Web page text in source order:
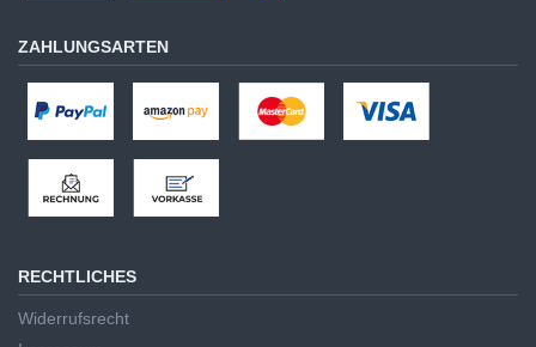
ZAHLUNGSARTEN
RECHTLICHES
Widerrufsrecht